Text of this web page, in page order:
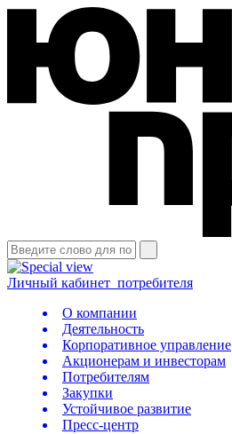
Личный кабинет потребителя
О компании
Деятельность
Корпоративное управление
Акционерам и инвесторам
Потребителям
Закупки
Устойчивое развитие
Пресс-центр